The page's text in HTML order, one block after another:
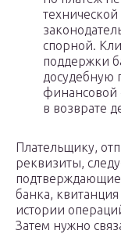
спорной.
поддержки
досудебную
финансовой
в возврате
Плательщику,
реквизиты,
банка,
истории
Затем нужно